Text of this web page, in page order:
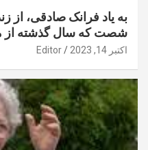
به یاد فرانک صادقی، از
شصت که سال گذشته از
اکتبر 14, 2023 Editor